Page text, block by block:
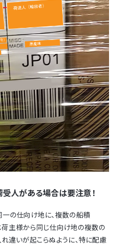
人がある場合は要注意！
の仕向け地に、複数の船積
荷主様から同じ仕向け地の複数の
違いが起こらぬように、特に配慮